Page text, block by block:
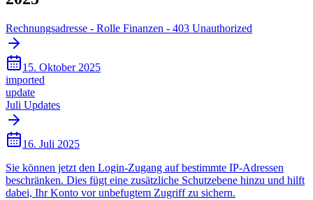
Rechnungsadresse - Rolle Finanzen - 403 Unauthorized
15. Oktober 2025
imported
update
Juli Updates
16. Juli 2025
Sie können jetzt den Login-Zugang auf bestimmte IP-Adressen
beschränken. Dies fügt eine zusätzliche Schutzebene hinzu und hilft
dabei, Ihr Konto vor unbefugtem Zugriff zu sichern.